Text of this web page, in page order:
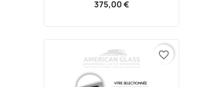
375,00 €
favorite_border